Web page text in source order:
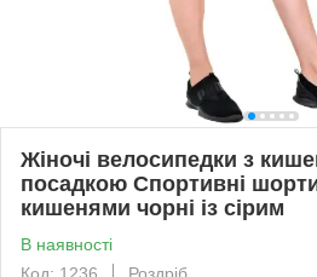
Жіночі велосипедки з
посадкою Спортивні
кишенями чорні із сірим
В наявності
Код: 1236
Роздріб